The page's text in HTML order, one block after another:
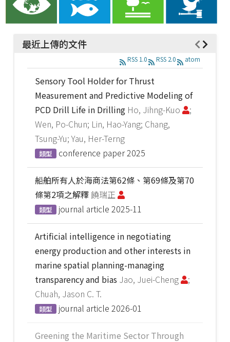
最近上傳的文件
RSS 1.0 RSS 2.0 atom
Sensory Tool Holder for Thrust
Measurement and Predictive Modeling of
PCD Drill Life in Drilling Ho, Jihng-Kuo
;
Wen, Po-Chun; Lin, Hao-Yang; Chang,
Tsung-Yu; Yau, Her-Terng
類型 conference paper2025
船舶所有人於海商法第62條、第69條及第70
條第2項之解釋饒瑞正
類型 journal article 2025-11
Artificial intelligence in negotiating
energy production and other interests in
marine spatial planning-managing
transparency and bias Jao, Juei-Cheng
;
Chuah, Jason C. T.
類型 journal article 2026-01
Greening the Maritime Sector Through